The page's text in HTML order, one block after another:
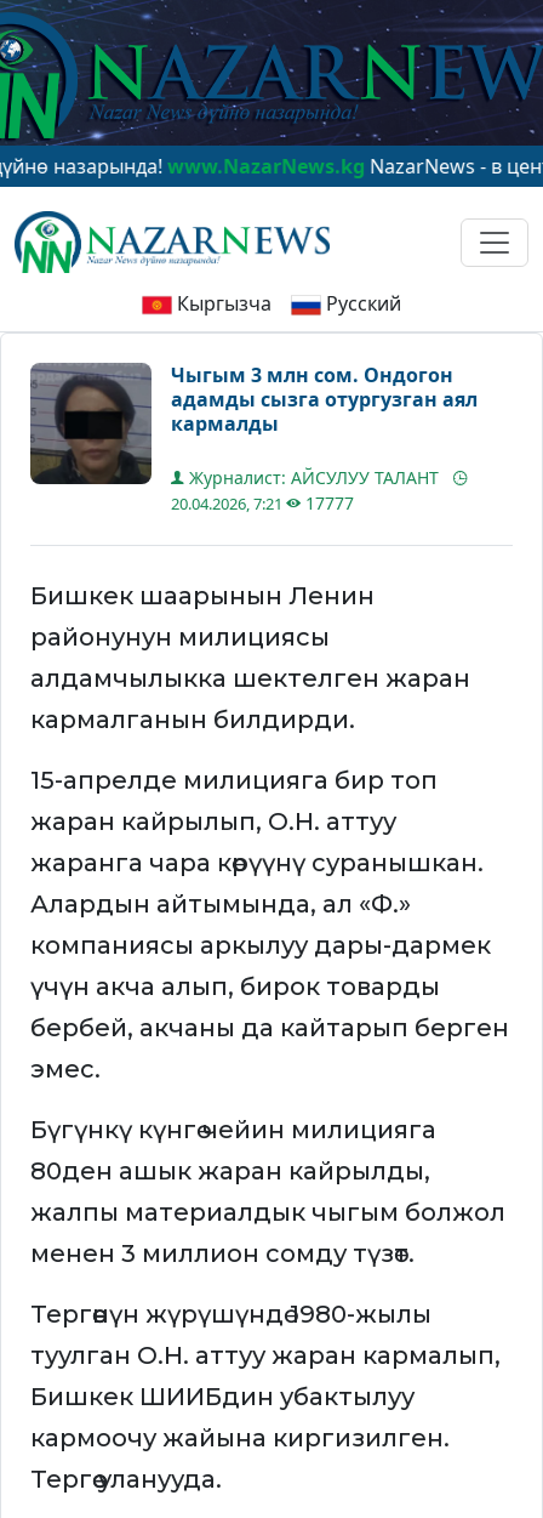
www.NazarNews.kgNazarNews - в центре
Кыргызча Русский
Чыгым 3 млн сом. Ондогон
адамды сызга отургузган аял
кармалды
Журналист: АЙСУЛУУ ТАЛАНТ
20.04.2026, 7:21 17777
Бишкек шаарынын Ленин
районунун милициясы
алдамчылыкка шектелген жаран
кармалганын билдирди.
15-апрелде милицияга бир топ
жаран кайрылып, О.Н. аттуу
жаранга чара көрүүнү суранышкан.
Алардын айтымында, ал «Ф.»
компаниясы аркылуу дары-дармек
үчүн акча алып, бирок товарды
бербей, акчаны да кайтарып берген
эмес.
Бүгүнкү күнгө чейин милицияга
80ден ашык жаран кайрылды,
жалпы материалдык чыгым болжол
менен 3 миллион сомду түзөт.
Тергөөнүн жүрүшүндө 1980-жылы
туулган О.Н. аттуу жаран кармалып,
Бишкек ШИИБдин убактылуу
кармоочу жайына киргизилген.
Тергөө уланууда.